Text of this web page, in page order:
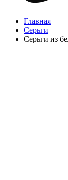
Главная
Серьги
Серьги из